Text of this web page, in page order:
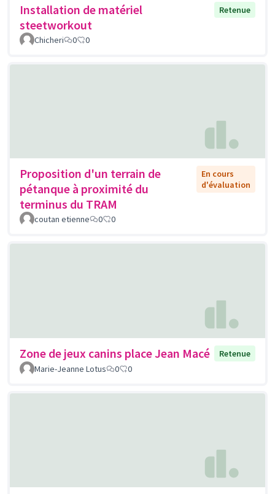
Installation de matériel
steetworkout
Retenue
Chicheri 0 0
Proposition d'un terrain de
pétanque à proximité du
terminus du TRAM
En cours
d'évaluation
coutan etienne 0 0
Zone de jeux canins place Jean Macé
Retenue
Marie-Jeanne Lotus
0 0